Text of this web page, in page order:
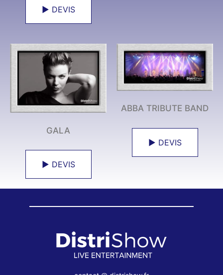
► DEVIS
GALA
► DEVIS
ABBA TRIBUTE BAND
► DEVIS